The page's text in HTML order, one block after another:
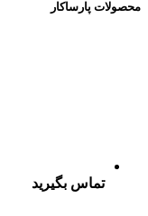
محصولات پارساکار
تماس بگیرید